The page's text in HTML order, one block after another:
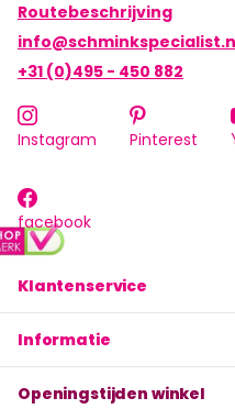
Klantenservice
Informatie
Openingstijden winkel
Routebeschrijving
+31 (0)495 - 450 882
Instagram Pinterest
facebook